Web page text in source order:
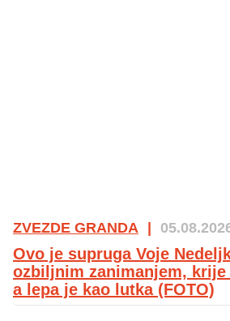
ZVEZDE GRANDA |
Ovo je supruga Voje
ozbiljnim zanimanjem, krije
a lepa je kao lutka (FOTO)